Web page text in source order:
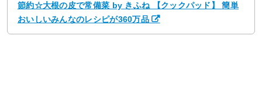
節約☆大根の皮で常備菜 by きふね 【クックパッド】 簡単
おいしいみんなのレシピが360万品